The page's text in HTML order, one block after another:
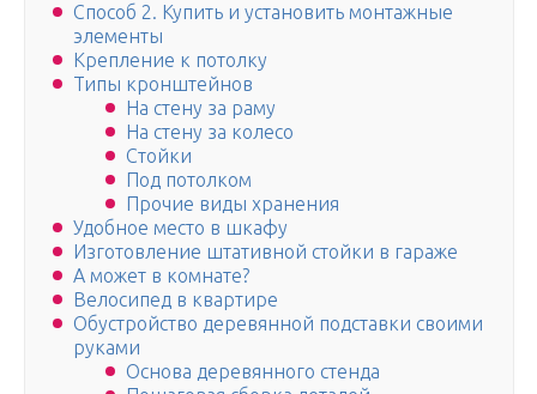
Способ 2. Купить и установить монтажные
элементы
Крепление к потолку
Типы кронштейнов
На стену за раму
На стену за колесо
Стойки
Под потолком
Прочие виды хранения
Удобное место в шкафу
Изготовление штативной стойки в гараже
А может в комнате?
Велосипед в квартире
Обустройство деревянной подставки своими
руками
Основа деревянного стенда